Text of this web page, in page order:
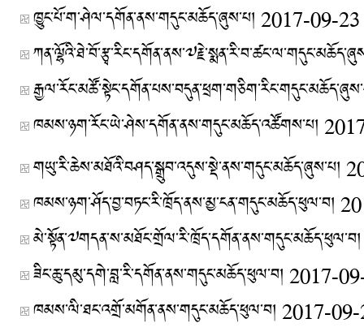
ཁྱུང་པོ་ག་ཤེལ་དགོན་ནས་གདུང་མཆོད་ཞུས་པ། 2017-09-23
ཁམས་ཉག་རོང་ཡེ་ཤེས་དགོན་ནས་གདུང་མཆོད་འཚོགས་པ།
གཡུ་རི་ཆེས་མཐོའི་བཤད་སྒྲུབ་འདུས་སྡེ་ནས་གདུང་མཆོད་ཞུས་པ།
ཁམས་ཉག་ཤོད་བྱ་བཏང་རི་ཁྲོད་ནས་མྱ་ངན་གདུང་མཆོད་ཕུལ་བ།
མེ་སྟོན་༧གདན་ས་མཐོང་གྲོལ་རི་ཁྲོད་དགོན་ནས་གདུང་མཆོད་ཕུལ་བ།
ཟིང་ཆུ་དམུ་དགེ་བླ་རི་དགོན་ནས་གདུང་མཆོད་ཕུལ་བ། 2017-
ཁམས་ལི་ཐང་འགྲོ་མགོན་ནས་གདུང་མཆོད་ཕུལ་བ། 2017-